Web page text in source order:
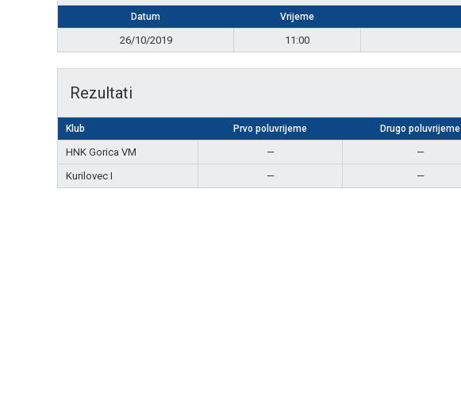
Datum Vrijeme
26/10/2019 11:00
Rezultati
Klub Prvo poluvrijeme Drugo poluvrijeme
HNK Gorica VM — —
Kurilovec I
— —